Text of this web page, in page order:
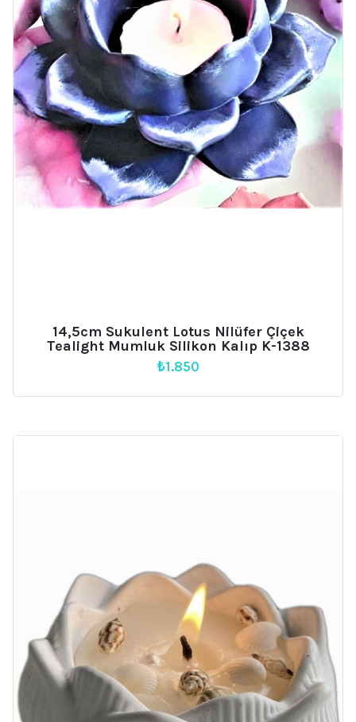
14,5cm Sukulent Lotus Nilüfer Çiçek
Tealight Mumluk Silikon Kalıp K-1388
₺1.850